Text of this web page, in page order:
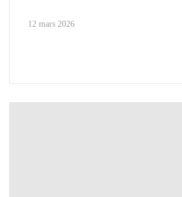
12 mars 2026